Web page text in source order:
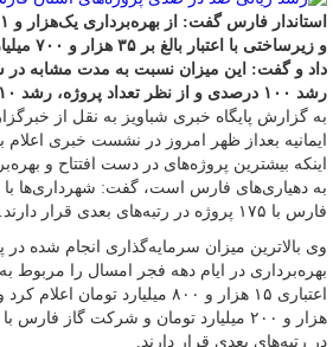
و
داد و گفت: این میزان نسبت به مدت مشابه در
رشد ۱۰۰ درصدی و از نظر تعداد پروژه، رشد ۱۰ درصدی داشته است.
به گزارش پایگاه خبری شباویز به نقل از
ایمانیه بعداز ظهر امروز در نشست خبری اعلام
فارس با ١٧۵ پروژه در رتبه‌های بعدی قرار دارند.
وی بالاترین میزان سرمایه‌گذاری انجام شده
بهره‌برداری در ایام دهه فجر امسال را
در رتبه‌های بعدی قرار دارند.